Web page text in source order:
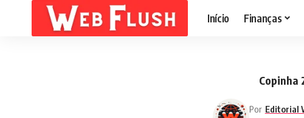
Início Finanças
Copinha
Por Editorial